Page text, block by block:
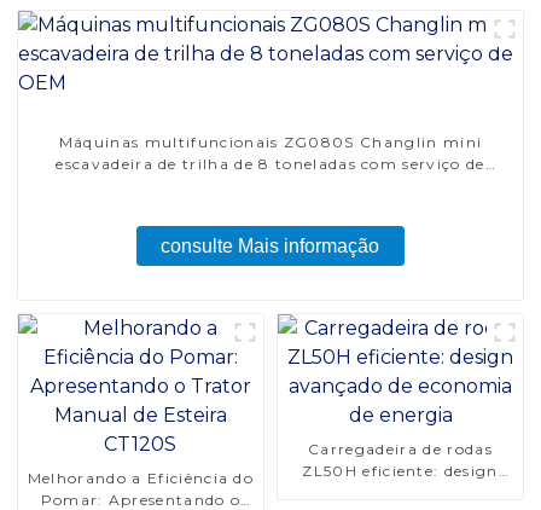
Máquinas multifuncionais ZG080S Changlin mini
escavadeira de trilha de 8 toneladas com serviço de
consulte Mais informação
Melhorando a Eficiência do
Pomar: Apresentando o
Carregadeira de rodas
ZL50H eficiente: design